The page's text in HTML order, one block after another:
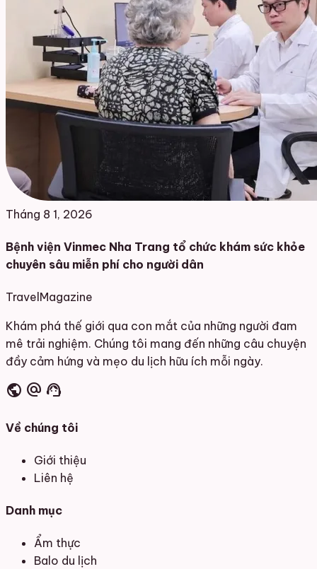
Tháng 8 1, 2026
Bệnh viện Vinmec Nha Trang tổ chức khám sức khỏe
chuyên sâu miễn phí cho người dân
Travel Magazine
Khám phá thế giới qua con mắt của những người đam
mê trải nghiệm. Chúng tôi mang đến những câu chuyện
đầy cảm hứng và mẹo du lịch hữu ích mỗi ngày.
public alternate_email support_agent
Về chúng tôi
Giới thiệu
Liên hệ
Danh mục
Ẩm thực
Balo du lịch